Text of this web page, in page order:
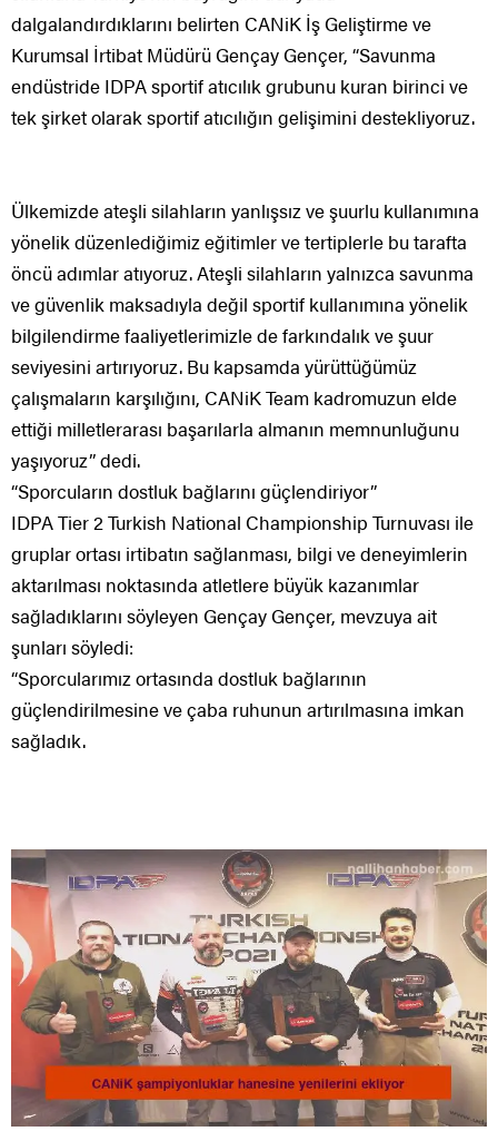
dalgalandırdıklarını belirten CANiK İş Geliştirme ve
Kurumsal İrtibat Müdürü Gençay Gençer, “Savunma
endüstride IDPA sportif atıcılık grubunu kuran birinci ve
tek şirket olarak sportif atıcılığın gelişimini destekliyoruz.
Ülkemizde ateşli silahların yanlışsız ve şuurlu kullanımına
yönelik düzenlediğimiz eğitimler ve tertiplerle bu tarafta
öncü adımlar atıyoruz. Ateşli silahların yalnızca savunma
ve güvenlik maksadıyla değil sportif kullanımına yönelik
bilgilendirme faaliyetlerimizle de farkındalık ve şuur
seviyesini artırıyoruz. Bu kapsamda yürüttüğümüz
çalışmaların karşılığını, CANiK Team kadromuzun elde
ettiği milletlerarası başarılarla almanın memnunluğunu
yaşıyoruz” dedi.
“Sporcuların dostluk bağlarını güçlendiriyor”
IDPA Tier 2 Turkish National Championship Turnuvası ile
gruplar ortası irtibatın sağlanması, bilgi ve deneyimlerin
aktarılması noktasında atletlere büyük kazanımlar
sağladıklarını söyleyen Gençay Gençer, mevzuya ait
şunları söyledi:
“Sporcularımız ortasında dostluk bağlarının
güçlendirilmesine ve çaba ruhunun artırılmasına imkan
sağladık.